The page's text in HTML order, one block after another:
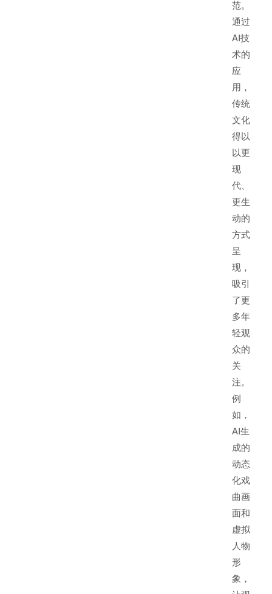
范。
通过
AI技
术的
应
用，
传统
文化
得以
以更
现
代、
更生
动的
方式
呈
现，
吸引
了更
多年
轻观
众的
关
注。
例
如，
AI生
成的
动态
化戏
曲画
面和
虚拟
人物
形
象，